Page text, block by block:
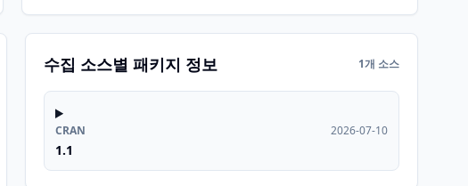
수집 소스별 패키지 정보 1개 소스
CRAN
1.1
2026-07-10